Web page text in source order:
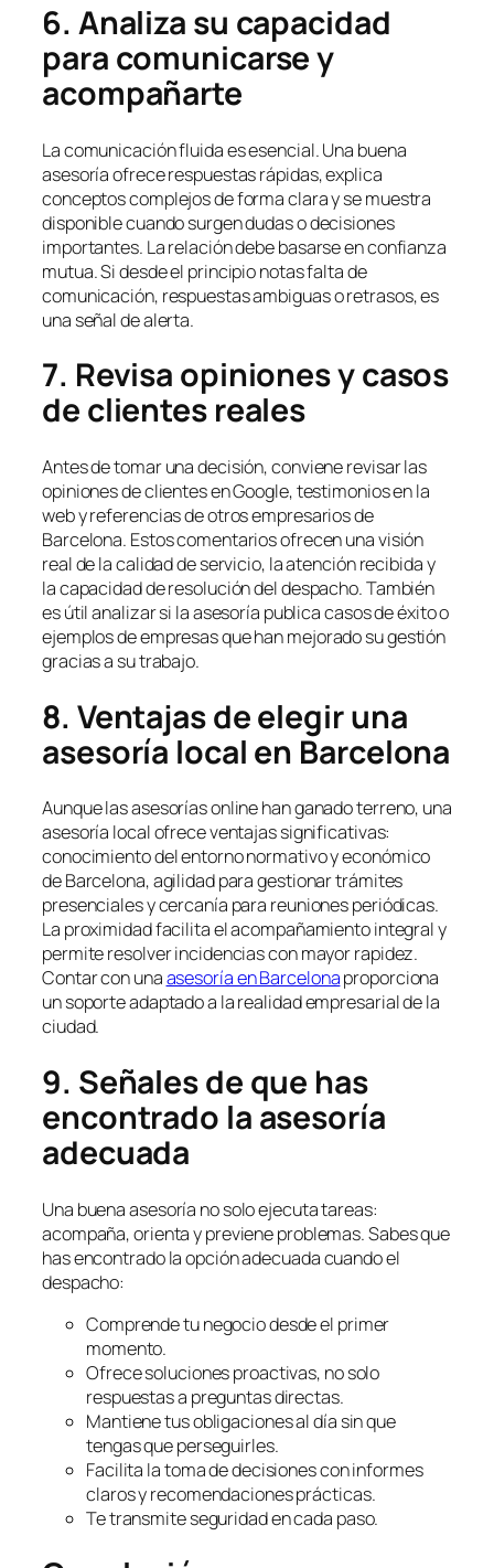
6. Analiza su capacidad
para comunicarse y
acompañarte
La comunicación fluida es esencial. Una buena
asesoría ofrece respuestas rápidas, explica
conceptos complejos de forma clara y se muestra
disponible cuando surgen dudas o decisiones
importantes. La relación debe basarse en confianza
mutua. Si desde el principio notas falta de
comunicación, respuestas ambiguas o retrasos, es
una señal de alerta.
7. Revisa opiniones y casos
de clientes reales
Antes de tomar una decisión, conviene revisar las
opiniones de clientes en Google, testimonios en la
web y referencias de otros empresarios de
Barcelona. Estos comentarios ofrecen una visión
real de la calidad de servicio, la atención recibida y
la capacidad de resolución del despacho. También
es útil analizar si la asesoría publica casos de éxito o
ejemplos de empresas que han mejorado su gestión
gracias a su trabajo.
8. Ventajas de elegir una
asesoría local en Barcelona
Aunque las asesorías online han ganado terreno, una
asesoría local ofrece ventajas significativas:
conocimiento del entorno normativo y económico
de Barcelona, agilidad para gestionar trámites
presenciales y cercanía para reuniones periódicas.
La proximidad facilita el acompañamiento integral y
permite resolver incidencias con mayor rapidez.
Contar con unaasesoría en Barcelonaproporciona
un soporte adaptado a la realidad empresarial de la
ciudad.
9. Señales de que has
encontrado la asesoría
adecuada
Una buena asesoría no solo ejecuta tareas:
acompaña, orienta y previene problemas. Sabes que
has encontrado la opción adecuada cuando el
despacho:
Comprende tu negocio desde el primer
momento.
Ofrece soluciones proactivas, no solo
respuestas a preguntas directas.
Mantiene tus obligaciones al día sin que
tengas que perseguirles.
Facilita la toma de decisiones con informes
claros y recomendaciones prácticas.
Te transmite seguridad en cada paso.